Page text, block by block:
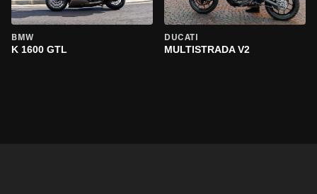
BMW
K 1600 GTL
DUCATI
MULTISTRADA V2